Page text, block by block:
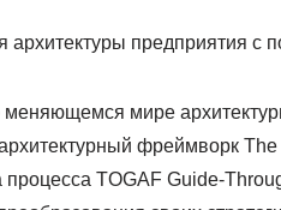
архитектуры предприятия с
меняющемся мире
фреймворк
процесса TOGAF Guide-